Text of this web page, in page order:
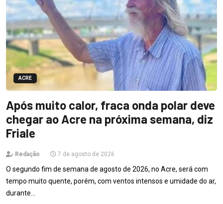
ACRE
Após muito calor, fraca onda polar deve
chegar ao Acre na próxima semana, diz
Friale
Redação 7 de agosto de 2026
O segundo fim de semana de agosto de 2026, no Acre, será com
tempo muito quente, porém, com ventos intensos e umidade do ar,
durante…